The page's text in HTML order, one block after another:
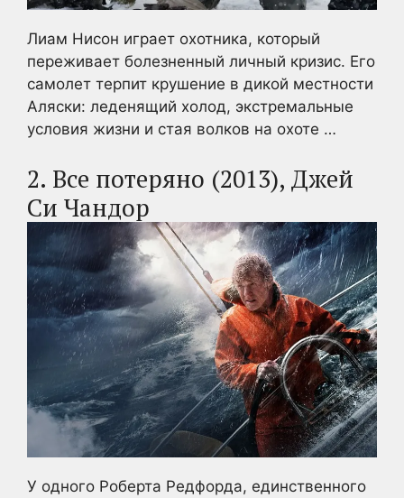
Лиам Нисон играет охотника, который
переживает болезненный личный кризис. Его
самолет терпит крушение в дикой местности
Аляски: леденящий холод, экстремальные
условия жизни и стая волков на охоте …
2. Все потеряно (2013), Джей
Си Чандор
У одного Роберта Редфорда, единственного